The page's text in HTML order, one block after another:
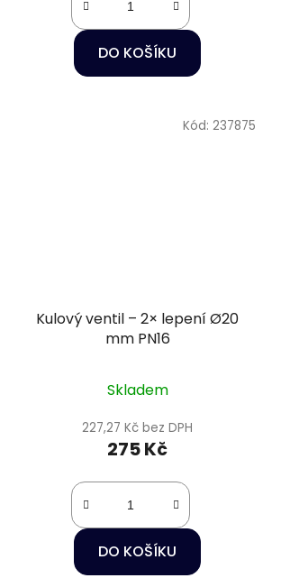
DO KOŠÍKU
Kulový ventil – 2× lepení Ø20
mm PN16
Skladem
227,27 Kč bez DPH
275 Kč
DO KOŠÍKU
Kód: 237875